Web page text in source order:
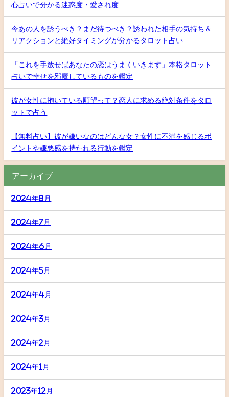
心占いで分かる迷惑度・愛され度
今あの人を誘うべき？まだ待つべき？誘われた相手の気持ち＆
リアクションと絶好タイミングが分かるタロット占い
「これを手放せばあなたの恋はうまくいきます」本格タロット
占いで幸せを邪魔しているものを鑑定
彼が女性に抱いている願望って？恋人に求める絶対条件をタロ
ットで占う
【無料占い】彼が嫌いなのはどんな女？女性に不満を感じるポ
イントや嫌悪感を持たれる行動を鑑定
アーカイブ
2024年8月
2024年7月
2024年6月
2024年5月
2024年4月
2024年3月
2024年2月
2024年1月
2023年12月